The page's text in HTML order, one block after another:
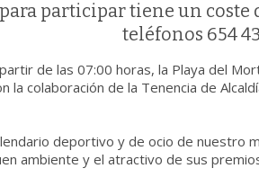
participar tiene un coste
teléfonos 654 43
de las 07:00 horas, la Playa del
la colaboración de la Tenencia de
deportivo y de ocio de nuestro
ambiente y el atractivo de sus